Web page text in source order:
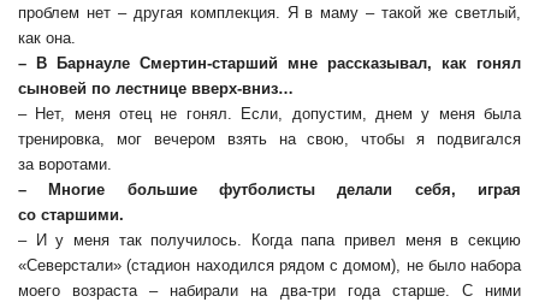
проблем нет – другая комплекция. Я в маму – такой же светлый,
как она.
– В Барнауле Смертин-старший мне рассказывал, как гонял
сыновей по лестнице вверх-вниз…
– Нет, меня отец не гонял. Если, допустим, днем у меня была
тренировка, мог вечером взять на свою, чтобы я подвигался
за воротами.
– Многие большие футболисты делали себя, играя
со старшими.
– И у меня так получилось. Когда папа привел меня в секцию
«Северстали» (стадион находился рядом с домом), не было набора
моего возраста – набирали на два-три года старше. С ними